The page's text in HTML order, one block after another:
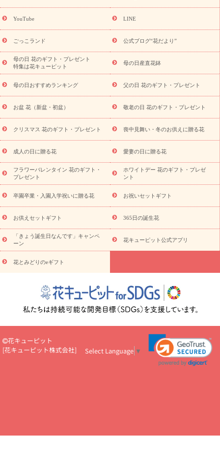
9月の誕生花(リンドウ)
ら探す
お祝いの花特集 当日配達特急便 お祝い商品一覧
念日
結婚祝い 出産祝い 退院祝い・快気祝い
寿祝い
プチギフト ペットのお祝いフラワー
供え・お悔やみ商品一覧
お供え・お悔やみの花
四十九日法要以
降に贈る花
通夜・葬儀に贈る花
お供え お花とセットギフト
お供え プリザーブドフラワー
ペットのお供えフラワー
お盆（新
盆・初盆）
その他 お祝い返し お見舞い
お取り寄せギフト
ビジネス用
ご自宅用 観葉植物 ミディ胡蝶蘭
プリザーブ
ドフラワー
スタイルから探す アレンジメント 花束
スタ
ンド花
お祝い お供え・お悔やみ 胡蝶蘭 胡蝶蘭・花鉢
ディ胡蝶蘭・お祝い
ミディ胡蝶蘭・お供え
世界初の青色胡蝶蘭
観葉植物
観葉植物 産直多肉植物
プリザーブドフラワー
お祝い
お供え・お悔やみ 花とセットギフト
セミオーダー
プチギフト（hanamore -ハナモア-）
花とみどりのeギフト
キューピットのeGfit
カラー ピンク イエローオレンジ
レッ
ド
お花の種類 トルコキキョウ
お祝い お祝い・3000円～ お祝い・4000円～
お祝い・
5000円～
お祝い・7000円～ お祝い・ 10000円～
お供え・お
悔やみ
円～
お供え・お悔やみ・
読み物
いのマナー
定年退職祝いのマナー
お祝いを贈るときのマナー・
花キューピットのお祝いコラム一覧
誕生日のお花を「色
彩心理学」で選ぶ方法
結婚祝いの予算相場
出産祝いお役立ち情
ール
新築引っ越し祝いコラム お祝い花のマナー総まとめ
職
場上司や先輩へ贈るお祝い花の正解は？
開店祝いの花 選び方ガイ
あり)
花キューピット×専門家
CO2排出量削減 / SDGsを考える
YouTube LINE
ごっこランド 公式ブログ“花だより”
母の日 花のギフト・プレゼント
特集は花キューピット
母の日産直花鉢
母の日おすすめランキング 父の日 花のギフト・プレゼント
お盆 花（新盆・初盆） 敬老の日 花のギフト・プレゼント
クリスマス 花のギフト・プレゼント 喪中見舞い・冬のお供えに贈る花
成人の日に贈る花 愛妻の日に贈る花
フラワーバレンタイン 花のギフト・
プレゼント
ホワイトデー 花のギフト・プレゼ
ント
卒園卒業・入園入学祝いに贈る花 お祝いセットギフト
お供えセットギフト 365日の誕生花
「きょう誕生日なんです」キャンペ
ーン
花キューピット公式アプリ
花とみどりのeギフト
花キューピット
[花キューピット株式会社] Select Language ▼